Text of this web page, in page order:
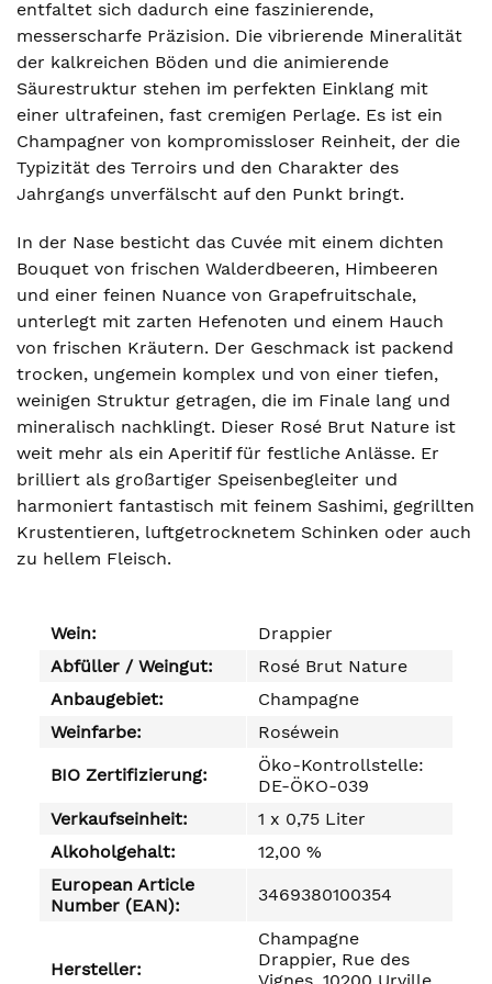
entfaltet sich dadurch eine faszinierende,
messerscharfe Präzision. Die vibrierende Mineralität
der kalkreichen Böden und die animierende
Säurestruktur stehen im perfekten Einklang mit
einer ultrafeinen, fast cremigen Perlage. Es ist ein
Champagner von kompromissloser Reinheit, der die
Typizität des Terroirs und den Charakter des
Jahrgangs unverfälscht auf den Punkt bringt.
In der Nase besticht das Cuvée mit einem dichten
Bouquet von frischen Walderdbeeren, Himbeeren
und einer feinen Nuance von Grapefruitschale,
unterlegt mit zarten Hefenoten und einem Hauch
von frischen Kräutern. Der Geschmack ist packend
trocken, ungemein komplex und von einer tiefen,
weinigen Struktur getragen, die im Finale lang und
mineralisch nachklingt. Dieser Rosé Brut Nature ist
weit mehr als ein Aperitif für festliche Anlässe. Er
brilliert als großartiger Speisenbegleiter und
harmoniert fantastisch mit feinem Sashimi, gegrillten
Krustentieren, luftgetrocknetem Schinken oder auch
zu hellem Fleisch.
Wein:
Drappier
Abfüller / Weingut:
Rosé Brut Nature
Anbaugebiet:
Champagne
Weinfarbe:
Roséwein
BIO Zertifizierung:
Öko-Kontrollstelle:
DE-ÖKO-039
Verkaufseinheit:
1 x 0,75 Liter
Alkoholgehalt:
12,00 %
European Article
Number (EAN):
3469380100354
Hersteller:
Champagne
Drappier, Rue des